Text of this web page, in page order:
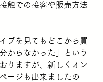
触での接客や販売方法
ブを見てもどこから買
からなかった」という
りますが、新しくオン
ージも出来ましたの